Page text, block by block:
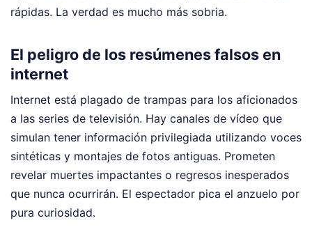
rápidas. La verdad es mucho más sobria.
El peligro de los resúmenes falsos en
internet
Internet está plagado de trampas para los aficionados
a las series de televisión. Hay canales de vídeo que
simulan tener información privilegiada utilizando voces
sintéticas y montajes de fotos antiguas. Prometen
revelar muertes impactantes o regresos inesperados
que nunca ocurrirán. El espectador pica el anzuelo por
pura curiosidad.